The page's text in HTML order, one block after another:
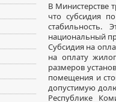
В Министерстве
что субсидия
стабильность.
национальный
Субсидия на
на оплату
размеров
помещения и
допустимую
Республике